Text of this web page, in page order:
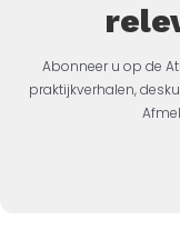
Abonneer u op de
praktijkverhalen,